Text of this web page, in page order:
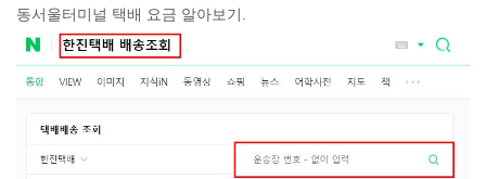
동서울터미널 택배 요금 알아보기.